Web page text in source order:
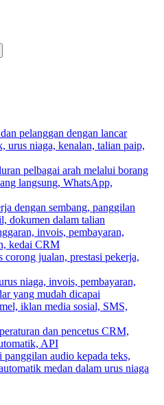
pelanggan dengan lancar
urus niaga, kenalan, talian paip,
pelbagai arah melalui borang
langsung, WhatsApp,
dengan sembang, panggilan
dokumen dalam talian
invois, pembayaran,
kedai CRM
corong jualan, prestasi pekerja,
niaga, invois, pembayaran,
yang mudah dicapai
iklan media sosial, SMS,
dan pencetus CRM,
API
panggilan audio kepada teks,
medan dalam urus niaga